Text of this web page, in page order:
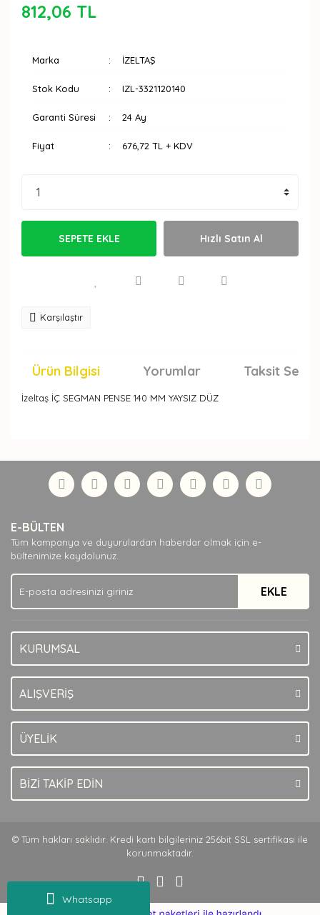
Whatsapp
812,06 TL
Marka İZELTAŞ
Stok Kodu IZL-3321120140
Garanti Süresi 24 Ay
Fiyat 676,72 TL + KDV
SEPETE EKLE Hızlı Satın Al
Karşılaştır
Ürün Bilgisi Yorumlar Taksit
İzeltaş İÇ SEGMAN PENSE 140 MM YAYSIZ DÜZ
Yorum Yaz
formunu kullanarak tarafımıza iletebilirsiniz.
Görüş ve önerileriniz için teşekkür ederiz.
Ürün açıklamasında eksik bilgiler bulunuyor.
Ürün bilgilerinde hatalar bulunuyor.
Ürün fiyatı diğer sitelerden daha pahalı.
Bu ürüne benzer farklı alternatifler olmalı.
E-BÜLTEN
Tüm kampanya ve duyurulardan haberdar olmak için e-
bültenimize kaydolunuz.
EKLE
KURUMSAL
ALIŞVERİŞ
ÜYELİK
BİZİ TAKİP EDİN
© Tüm hakları saklıdır. Kredi kartı bilgileriniz 256bit SSL sertifikası ile
korunmaktadır.